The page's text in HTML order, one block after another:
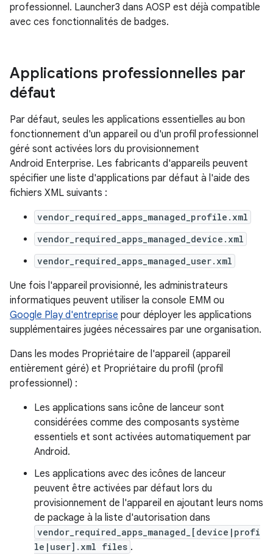
professionnel. Launcher3 dans AOSP est déjà compatible
avec ces fonctionnalités de badges.
Applications professionnelles par
défaut
Par défaut, seules les applications essentielles au bon
fonctionnement d'un appareil ou d'un profil professionnel
géré sont activées lors du provisionnement
Android Enterprise. Les fabricants d'appareils peuvent
spécifier une liste d'applications par défaut à l'aide des
fichiers XML suivants :
vendor_required_apps_managed_profile.xml
vendor_required_apps_managed_device.xml
vendor_required_apps_managed_user.xml
Une fois l'appareil provisionné, les administrateurs
informatiques peuvent utiliser la console EMM ou
Google Play d'entreprise pour déployer les applications
supplémentaires jugées nécessaires par une organisation.
Dans les modes Propriétaire de l'appareil (appareil
entièrement géré) et Propriétaire du profil (profil
professionnel) :
Les applications sans icône de lanceur sont
considérées comme des composants système
essentiels et sont activées automatiquement par
Android.
Les applications avec des icônes de lanceur
peuvent être activées par défaut lors du
provisionnement de l'appareil en ajoutant leurs noms
de package à la liste d'autorisation dans
vendor_required_apps_managed_[device|profi
le|user].xml files .